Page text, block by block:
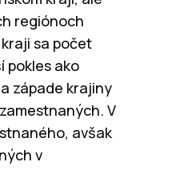
regiónoch
sa počet
pokles ako
západe krajiny
V
avšak
v